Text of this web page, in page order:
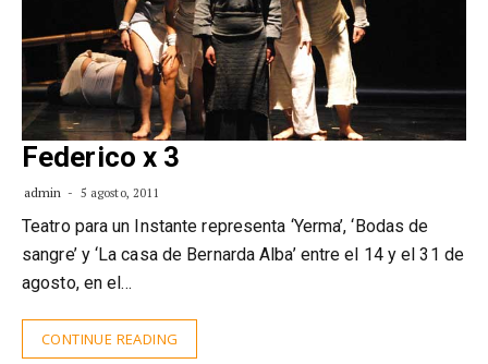
Federico x 3
admin 5 agosto, 2011
Teatro para un Instante representa ‘Yerma’, ‘Bodas de
sangre’ y ‘La casa de Bernarda Alba’ entre el 14 y el 31 de
agosto, en el…
CONTINUE READING